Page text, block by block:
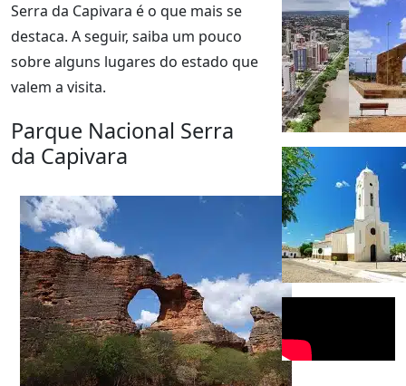
Serra da Capivara é o que mais se
destaca. A seguir, saiba um pouco
sobre alguns lugares do estado que
valem a visita.
Parque Nacional Serra
da Capivara